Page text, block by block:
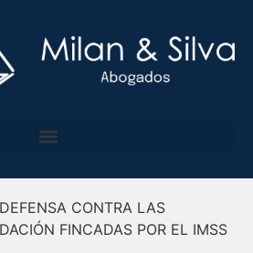
CONTRA LAS
FINCADAS POR EL IMSS